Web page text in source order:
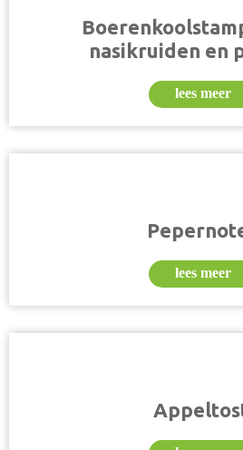
nasikruiden en
lees meer
lees meer